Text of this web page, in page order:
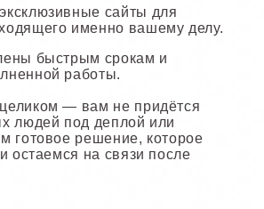
сайты для
именно вашему делу.
быстрым срокам и
работы.
— вам не придётся
людей под деплой или
готовое решение, которое
остаемся на связи после